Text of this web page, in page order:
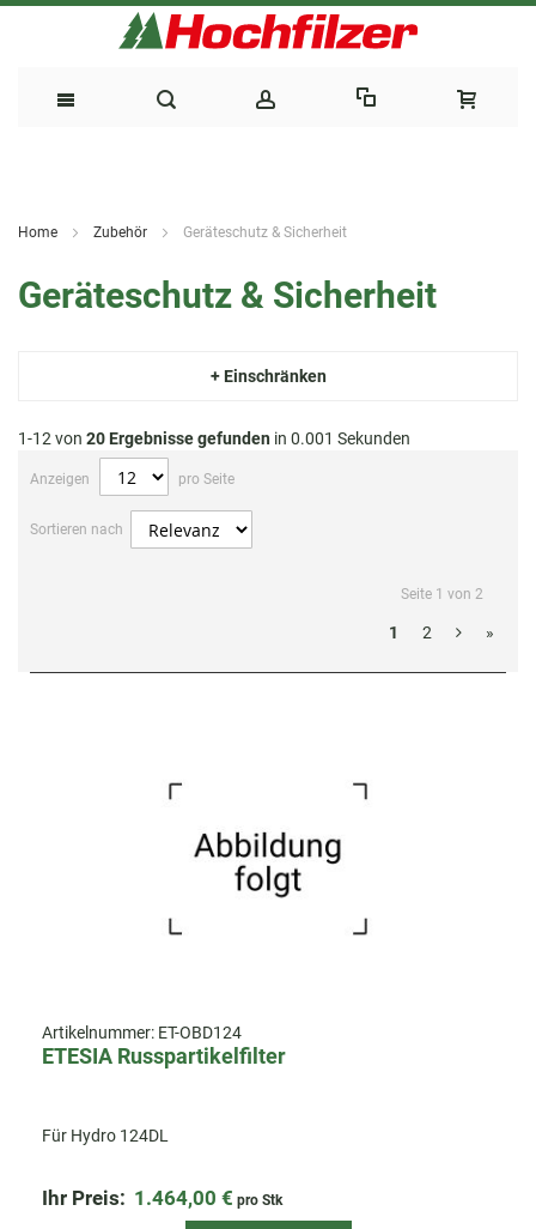
Home Zubehör Geräteschutz & Sicherheit
Geräteschutz & Sicherheit
+ Einschränken
1-12 von 20 Ergebnisse gefunden in 0.001 Sekunden
Anzeigen pro Seite
Sortieren nach
Seite 1 von 2
1 2 »
Artikelnummer: ET-OBD124
ETESIA Russpartikelfilter
Für Hydro 124DL
Ihr Preis: 1.464,00 € pro Stk